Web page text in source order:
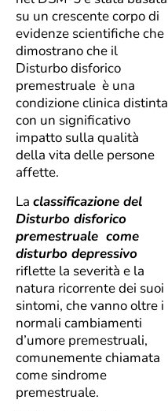
su un crescente corpo di
evidenze scientifiche che
dimostrano che il
Disturbo disforico
premestruale è una
condizione clinica distinta
con un significativo
impatto sulla qualità
della vita delle persone
affette.
La classificazione del
Disturbo disforico
premestruale come
disturbo depressivo
riflette la severità e la
natura ricorrente dei suoi
sintomi, che vanno oltre i
normali cambiamenti
d’umore premestruali,
comunemente chiamata
come sindrome
premestruale.